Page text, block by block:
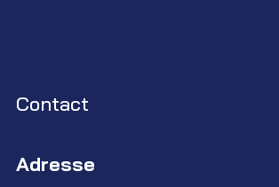
Contact
Adresse